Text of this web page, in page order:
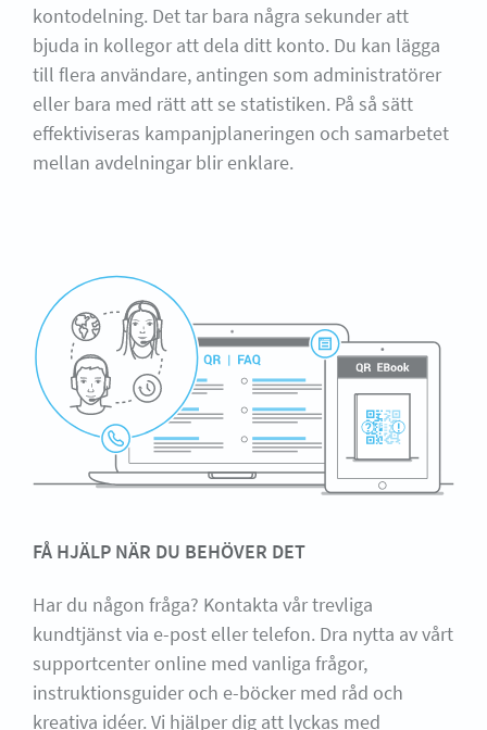
kontodelning. Det tar bara några sekunder att
bjuda in kollegor att dela ditt konto. Du kan lägga
till flera användare, antingen som administratörer
eller bara med rätt att se statistiken. På så sätt
effektiviseras kampanjplaneringen och samarbetet
mellan avdelningar blir enklare.
FÅ HJÄLP NÄR DU BEHÖVER DET
Har du någon fråga? Kontakta vår trevliga
kundtjänst via e-post eller telefon. Dra nytta av vårt
supportcenter online med vanliga frågor,
instruktionsguider och e-böcker med råd och
kreativa idéer. Vi hjälper dig att lyckas med